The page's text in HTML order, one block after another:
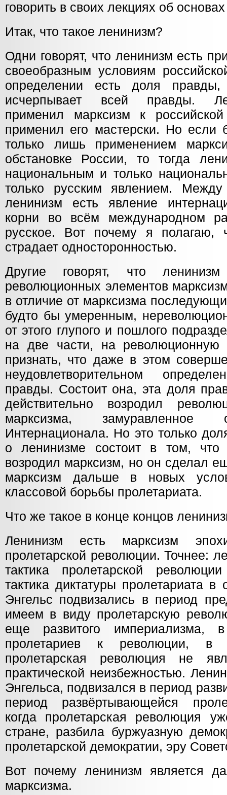
говорить в своих лекциях об
Итак, что такое ленинизм?
Одни говорят, что ленинизм есть
своеобразным условиям
определении есть доля
исчерпывает всей правды.
применил марксизм к
применил его мастерски. Но если
только лишь применением
обстановке России, то тогда
национальным и только
только русским явлением.
ленинизм есть явление
корни во всём международном
русское. Вот почему я полагаю,
страдает односторонностью.
Другие говорят, что
революционных элементов
в отличие от марксизма
будто бы умеренным,
от этого глупого и пошлого
на две части, на
признать, что даже в этом
неудовлетворительном
правды. Состоит она, эта доля
действительно возродил
марксизма, замуравленное
Интернационала. Но это только
о ленинизме состоит в том, что
возродил марксизм, но он сделал
марксизм дальше в новых
классовой борьбы пролетариата.
Что же такое в конце концов
Ленинизм есть марксизм
пролетарской революции. Точнее:
тактика пролетарской
тактика диктатуры пролетариата
Энгельс подвизались в период
имеем в виду пролетарскую
еще развитого империализма,
пролетариев к революции, в
пролетарская революция не
практической неизбежностью.
Энгельса, подвизался в период
период развёртывающейся
когда пролетарская революция
стране, разбила буржуазную
пролетарской демократии, эру
Вот почему ленинизм является
марксизма.